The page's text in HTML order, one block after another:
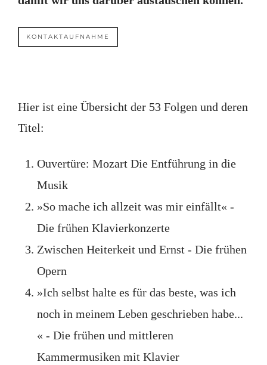
KONTAKTAUFNAHME
Hier ist eine Übersicht der 53 Folgen und deren
Titel:
Ouvertüre: Mozart Die Entführung in die
Musik
»So mache ich allzeit was mir einfällt« -
Die frühen Klavierkonzerte
Zwischen Heiterkeit und Ernst - Die frühen
Opern
»Ich selbst halte es für das beste, was ich
noch in meinem Leben geschrieben habe...
« - Die frühen und mittleren
Kammermusiken mit Klavier